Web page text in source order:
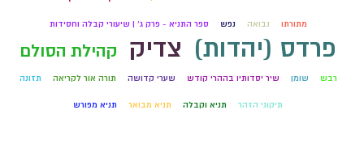
מתורתו נבואה נפש ספר התניא - פרק ג' | שיעורי קבלה וחסידות
פרדס (יהדות) צדיק קהילת הסולם
רבש שומן שיר יסדותיו בההרי קודש שערי קדושה תורה אור לקריאה תזונה
תיקוני הזהר תניא וקבלה תניא מבואר תניא מפורש